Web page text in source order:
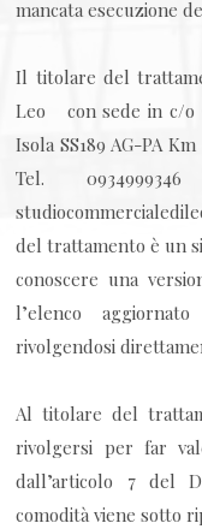
mancata esecuzione
Il titolare del
Leo con sede in c/o
Isola SS189 AG-PA
Tel.
del trattamento è un
conoscere una
l’elenco
rivolgendosi
Al titolare del
rivolgersi per far
dall’articolo 7 del
comodità viene sotto